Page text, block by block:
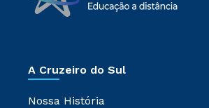
A Cruzeiro do Sul
Nossa História